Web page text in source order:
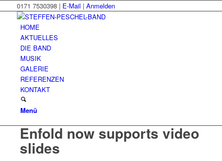
0171 7530398 | E-Mail | Anmelden
HOME
AKTUELLES
DIE BAND
MUSIK
GALERIE
REFERENZEN
KONTAKT
Menü
Enfold now supports video
slides